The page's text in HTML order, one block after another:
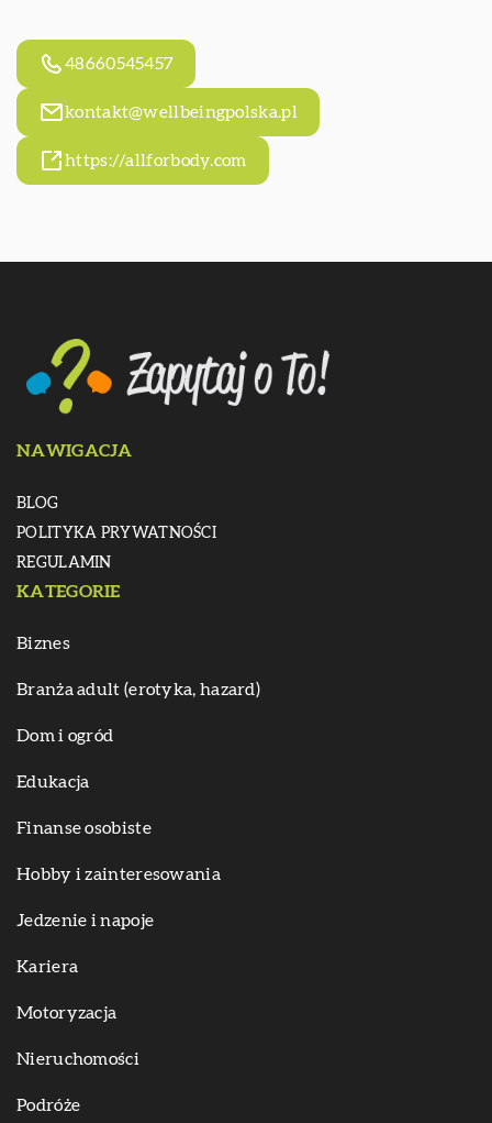
48660545457
kontakt@wellbeingpolska.pl
https://allforbody.com
NAWIGACJA
BLOG
POLITYKA PRYWATNOŚCI
REGULAMIN
KATEGORIE
Biznes
Branża adult (erotyka, hazard)
Dom i ogród
Edukacja
Finanse osobiste
Hobby i zainteresowania
Jedzenie i napoje
Kariera
Motoryzacja
Nieruchomości
Podróże